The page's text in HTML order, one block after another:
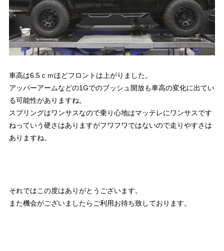
車高は6.5ｃｍほどフロントは上がりました。
アッパーアームなどの1Gでのブッシュ開放も車高の変化に出てい
る可能性がありますね。
スプリングはワンサスなので乗り心地はマッテレにワンサスです
ねっていう硬さはありますがフワフワではないので走りやすさは
ありますね。
それではこの度はありがとうございます。
また機会がございましたらご利用お待ち致しております。